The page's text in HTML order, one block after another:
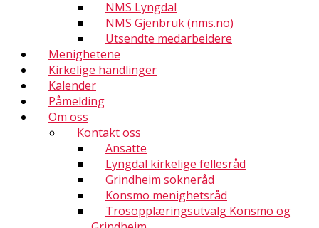
NMS Lyngdal
NMS Gjenbruk (nms.no)
Utsendte medarbeidere
Menighetene
Kirkelige handlinger
Kalender
Påmelding
Om oss
Kontakt oss
Ansatte
Lyngdal kirkelige fellesråd
Grindheim sokneråd
Konsmo menighetsråd
Trosopplæringsutvalg Konsmo og